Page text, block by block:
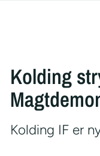
Kolding
Kolding IF er